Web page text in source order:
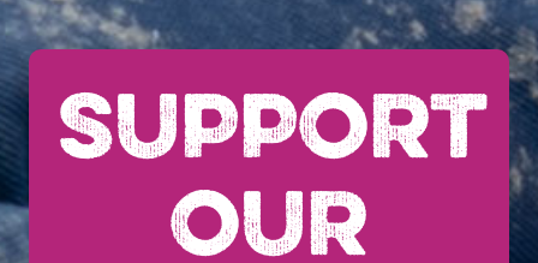
SUPPORT
OUR